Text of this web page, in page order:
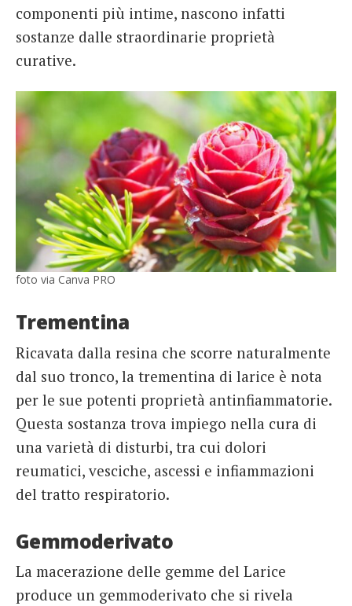
componenti più intime, nascono infatti
sostanze dalle straordinarie proprietà
curative.
foto via Canva PRO
Trementina
Ricavata dalla resina che scorre naturalmente
dal suo tronco, la trementina di larice è nota
per le sue potenti proprietà antinfiammatorie.
Questa sostanza trova impiego nella cura di
una varietà di disturbi, tra cui dolori
reumatici, vesciche, ascessi e infiammazioni
del tratto respiratorio.
Gemmoderivato
La macerazione delle gemme del Larice
produce un gemmoderivato che si rivela